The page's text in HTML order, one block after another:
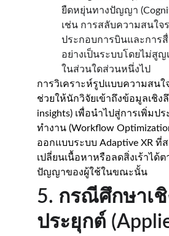
ยืดหยุ่นทางปัญญา
เช่น การสลับความสนใจ
ประกอบการบินและการ
อย่างเป็นระบบโดยไม่สูญ
ในส่วนใดส่วนหนึ่งไป
การวิเคราะห์รูปแบบความสน
ช่วยให้นักวิจัยเข้าถึงข้อมูลเชิง
insights) เพื่อนำไปสู่การเพิ่มป
ทำงาน (Workflow
ออกแบบระบบ Adaptive XR ที่
เปลี่ยนเนื้อหาหรือลดสิ่งเร้าได้
ปัญญาของผู้ใช้ในขณะนั้น
5. กรณีศึกษาเชิ
ประยุกต์